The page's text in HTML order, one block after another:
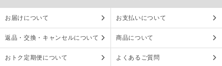
お届けについて お支払いについて
返品・交換・キャンセルについて 商品について
おトク定期便について よくあるご質問